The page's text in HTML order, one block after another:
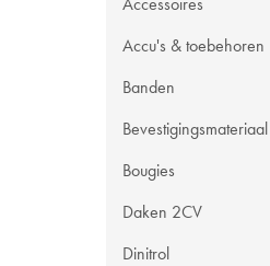
Accu's & toebehoren
Banden
Bevestigingsmateriaal
Bougies
Daken 2CV
Dinitrol